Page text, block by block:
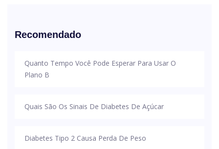
Recomendado
Quanto Tempo Você Pode Esperar Para Usar O
Plano B
Quais São Os Sinais De Diabetes De Açúcar
Diabetes Tipo 2 Causa Perda De Peso